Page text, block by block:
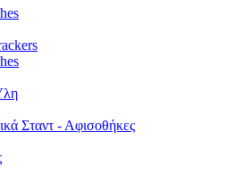
Σταντ - Αφισοθήκες